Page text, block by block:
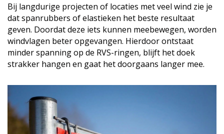
Bij langdurige projecten of locaties met veel wind zie je
dat spanrubbers of elastieken het beste resultaat
geven. Doordat deze iets kunnen meebewegen, worden
windvlagen beter opgevangen. Hierdoor ontstaat
minder spanning op de RVS-ringen, blijft het doek
strakker hangen en gaat het doorgaans langer mee.